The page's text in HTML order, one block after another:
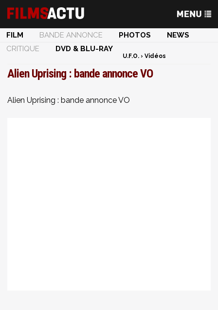
FILM BANDE ANNONCE PHOTOS
NEWS
CRITIQUE
DVD & BLU-RAY
U.F.O. › Vidéos
Alien Uprising : bande annonce VO
Alien Uprising : bande annonce VO